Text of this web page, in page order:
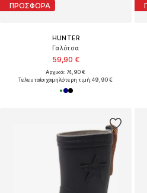
ΠΡΟΣΦΟΡΑ
HUNTER
Γαλότσα
59,90 €
Αρχικά: 74,90 €
Τελευταία χαμηλότερη τιμή:49,90 €